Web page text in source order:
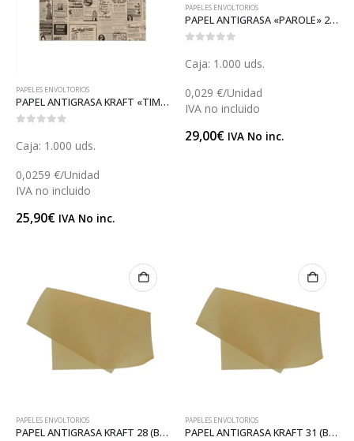
PAPELES ENVOLTORIOS
PAPEL ANTIGRASA KRAFT «TIMES» 28 (GP21753)
Caja: 1.000 uds.
0,0259 €/Unidad
IVA no incluido
25,90€ IVA No inc.
PAPELES ENVOLTORIOS
PAPEL ANTIGRASA «PAROLE» 28 (B086)
Caja: 1.000 uds.
0,029 €/Unidad
IVA no incluido
29,00€ IVA No inc.
PAPELES ENVOLTORIOS
PAPEL ANTIGRASA KRAFT 28 (B079KC)
PAPELES ENVOLTORIOS
PAPEL ANTIGRASA KRAFT 31 (B079K)